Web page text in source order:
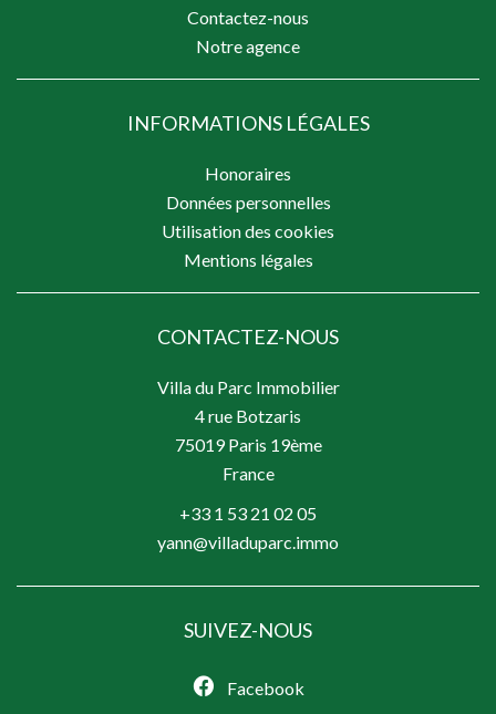
Contactez-nous
Notre agence
INFORMATIONS LÉGALES
Honoraires
Données personnelles
Utilisation des cookies
Mentions légales
CONTACTEZ-NOUS
Villa du Parc Immobilier
4 rue Botzaris
75019Paris 19ème
France
+33 1 53 21 02 05
yann@villaduparc.immo
SUIVEZ-NOUS
Facebook